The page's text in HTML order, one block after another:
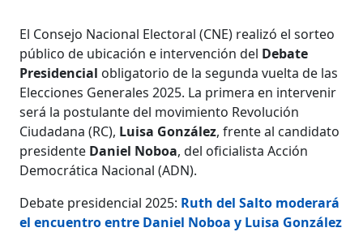
El Consejo Nacional Electoral (CNE) realizó el sorteo
público de ubicación e intervención del Debate
Presidencial obligatorio de la segunda vuelta de las
Elecciones Generales 2025. La primera en intervenir
será la postulante del movimiento Revolución
Ciudadana (RC), Luisa González, frente al candidato
presidente Daniel Noboa, del oficialista Acción
Democrática Nacional (ADN).
Debate presidencial 2025: Ruth del Salto moderará
el encuentro entre Daniel Noboa y Luisa González